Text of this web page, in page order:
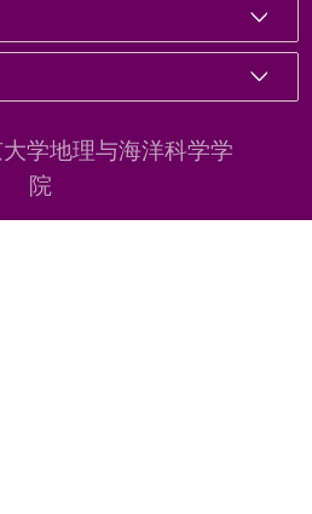
学地理与海洋科学学
院